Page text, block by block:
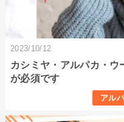
2023/10/12
カシミヤ・アルパカ・
が必須です
アル